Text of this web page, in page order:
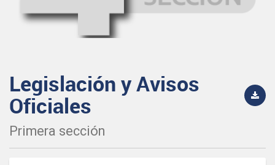
Legislación y Avisos
Oficiales
Primera sección